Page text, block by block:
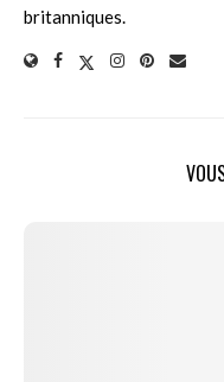
britanniques.